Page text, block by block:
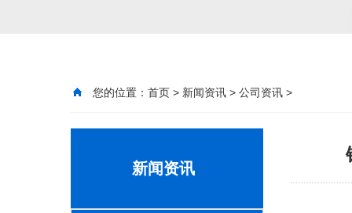
您的位置： 首页 > 新闻资讯 > 公司资讯 >
新闻资讯